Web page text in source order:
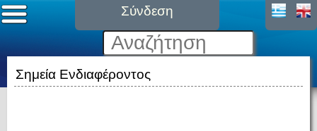
Σύνδεση
Σημεία Ενδιαφέροντος